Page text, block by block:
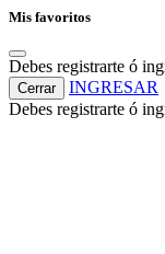
Mis favoritos
Debes registrarte ó
Cerrar
INGRESAR
Debes registrarte ó